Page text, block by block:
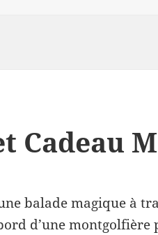
Cadeau
balade magique à
d’une